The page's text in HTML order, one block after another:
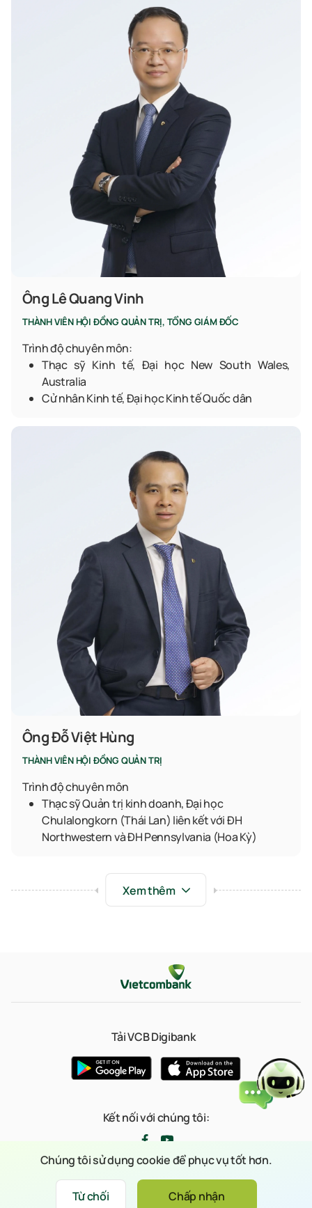
Ông Lê Quang Vinh
THÀNH VIÊN HỘI ĐỒNG QUẢN TRỊ, TỔNG GIÁM ĐỐC
Trình độ chuyên môn:
Thạc sỹ Kinh tế, Đại học New South Wales,
Australia
Cử nhân Kinh tế, Đại học Kinh tế Quốc dân
Ông Đỗ Việt Hùng
THÀNH VIÊN HỘI ĐỒNG QUẢN TRỊ
Trình độ chuyên môn
Thạc sỹ Quản trị kinh doanh, Đại học
Chulalongkorn (Thái Lan) liên kết với ĐH
Northwestern và ĐH Pennsylvania (Hoa Kỳ)
Tải VCB Digibank
Kết nối với chúng tôi:
© 2023 Bản quyền thuộc về Ngân hàng TMCP Ngoại thương Việt Nam
Từ chối
Chúng tôi sử dụng cookie để phục vụ tốt hơn.
Chấp nhận